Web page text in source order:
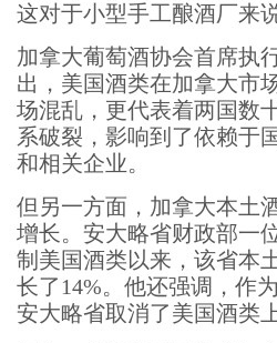
这对于小型手工酿酒厂来
加拿大葡萄酒协会首席执
出，美国酒类在加拿大市
场混乱，更代表着两国数
系破裂，影响到了依赖于
和相关企业。
但另一方面，加拿大本土
增长。安大略省财政部一
制美国酒类以来，该省本
长了14%。他还强调，作
安大略省取消了美国酒类